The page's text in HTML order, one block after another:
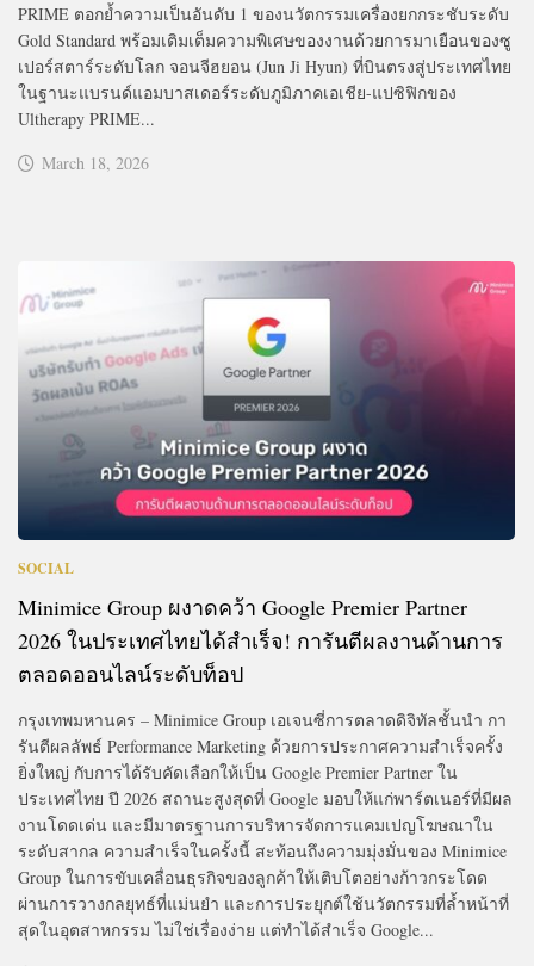
PRIME ตอกย้ำความเป็นอันดับ 1 ของนวัตกรรมเครื่องยกกระชับระดับ
Gold Standard พร้อมเติมเต็มความพิเศษของงานด้วยการมาเยือนของซู
เปอร์สตาร์ระดับโลก จอนจีฮยอน (Jun Ji Hyun) ที่บินตรงสู่ประเทศไทย
ในฐานะแบรนด์แอมบาสเดอร์ระดับภูมิภาคเอเชีย-แปซิฟิกของ
Ultherapy PRIME...
March 18, 2026
SOCIAL
Minimice Group ผงาดคว้า Google Premier Partner
2026 ในประเทศไทยได้สำเร็จ! การันตีผลงานด้านการ
ตลอดออนไลน์ระดับท็อป
กรุงเทพมหานคร – Minimice Group เอเจนซี่การตลาดดิจิทัลชั้นนำ กา
รันตีผลลัพธ์ Performance Marketing ด้วยการประกาศความสำเร็จครั้ง
ยิ่งใหญ่ กับการได้รับคัดเลือกให้เป็น Google Premier Partner ใน
ประเทศไทย ปี 2026 สถานะสูงสุดที่ Google มอบให้แก่พาร์ตเนอร์ที่มีผล
งานโดดเด่น และมีมาตรฐานการบริหารจัดการแคมเปญโฆษณาใน
ระดับสากล ความสำเร็จในครั้งนี้ สะท้อนถึงความมุ่งมั่นของ Minimice
Group ในการขับเคลื่อนธุรกิจของลูกค้าให้เติบโตอย่างก้าวกระโดด
ผ่านการวางกลยุทธ์ที่แม่นยำ และการประยุกต์ใช้นวัตกรรมที่ล้ำหน้าที่
สุดในอุตสาหกรรม ไม่ใช่เรื่องง่าย แต่ทำได้สำเร็จ Google...